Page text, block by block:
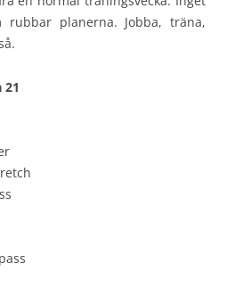
rubbar planerna. Jobba, träna,